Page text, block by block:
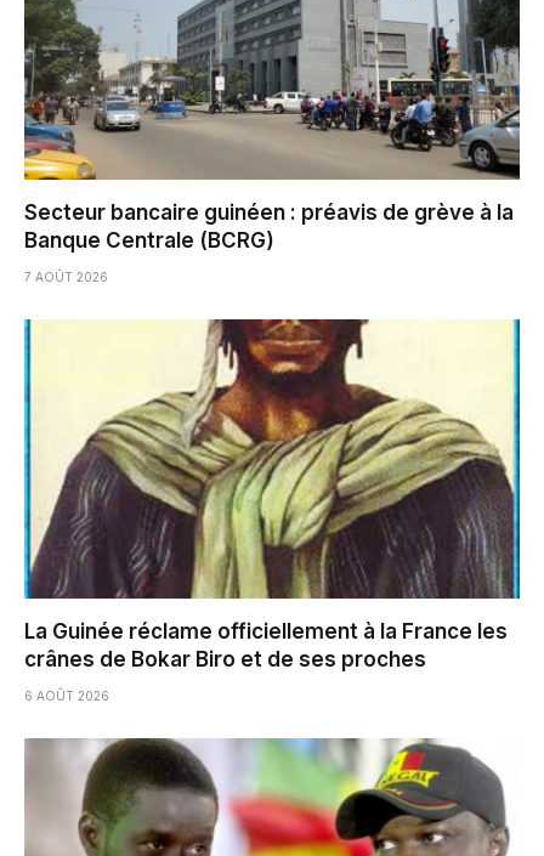
Secteur bancaire guinéen : préavis de grève à la
Banque Centrale (BCRG)
7 AOÛT 2026
La Guinée réclame officiellement à la France les
crânes de Bokar Biro et de ses proches
6 AOÛT 2026